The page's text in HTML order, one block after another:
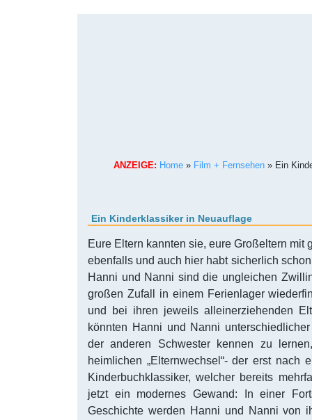
ANZEIGE: Home» Film + Fernsehen» Ein
Ein Kinderklassiker in Neuauflage
Eure Eltern kannten sie, eure Großeltern mit
ebenfalls und auch hier habt sicherlich
Hanni und Nanni sind die ungleichen
großen Zufall in einem Ferienlager
und bei ihren jeweils alleinerziehenden
könnten Hanni und Nanni
der anderen Schwester kennen zu
heimlichen „Elternwechsel“- der erst nach
Kinderbuchklassiker, welcher bereits
jetzt ein modernes Gewand: In einer
Geschichte werden Hanni und Nanni von